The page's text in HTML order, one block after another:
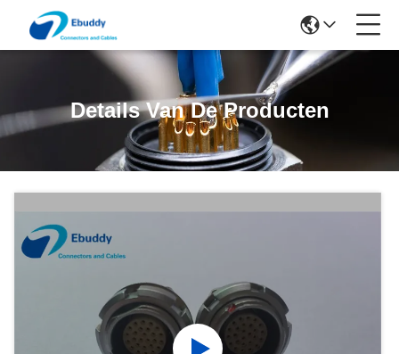
Details Van De Producten